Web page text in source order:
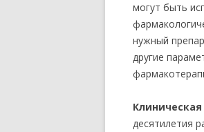
могут быть
нужный
другие
десятилетия